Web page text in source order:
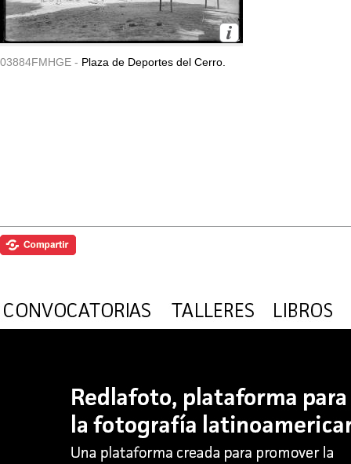
03884FMHGE - Plaza de Deportes del Cerro.